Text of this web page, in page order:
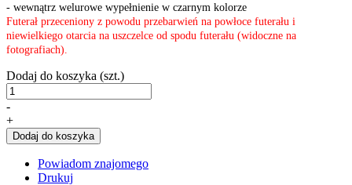
- wewnątrz welurowe wypełnienie w czarnym kolorze
Futerał przeceniony z powodu przebarwień na powłoce futerału i
niewielkiego otarcia na uszczelce od spodu futerału (widoczne na
fotografiach).
Dodaj do koszyka (szt.)
-
+
Dodaj do koszyka
Powiadom znajomego
Drukuj